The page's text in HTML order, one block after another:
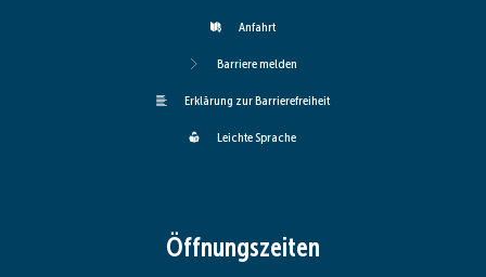
Anfahrt
Barriere melden
Erklärung zur Barrierefreiheit
Leichte Sprache
Öffnungszeiten